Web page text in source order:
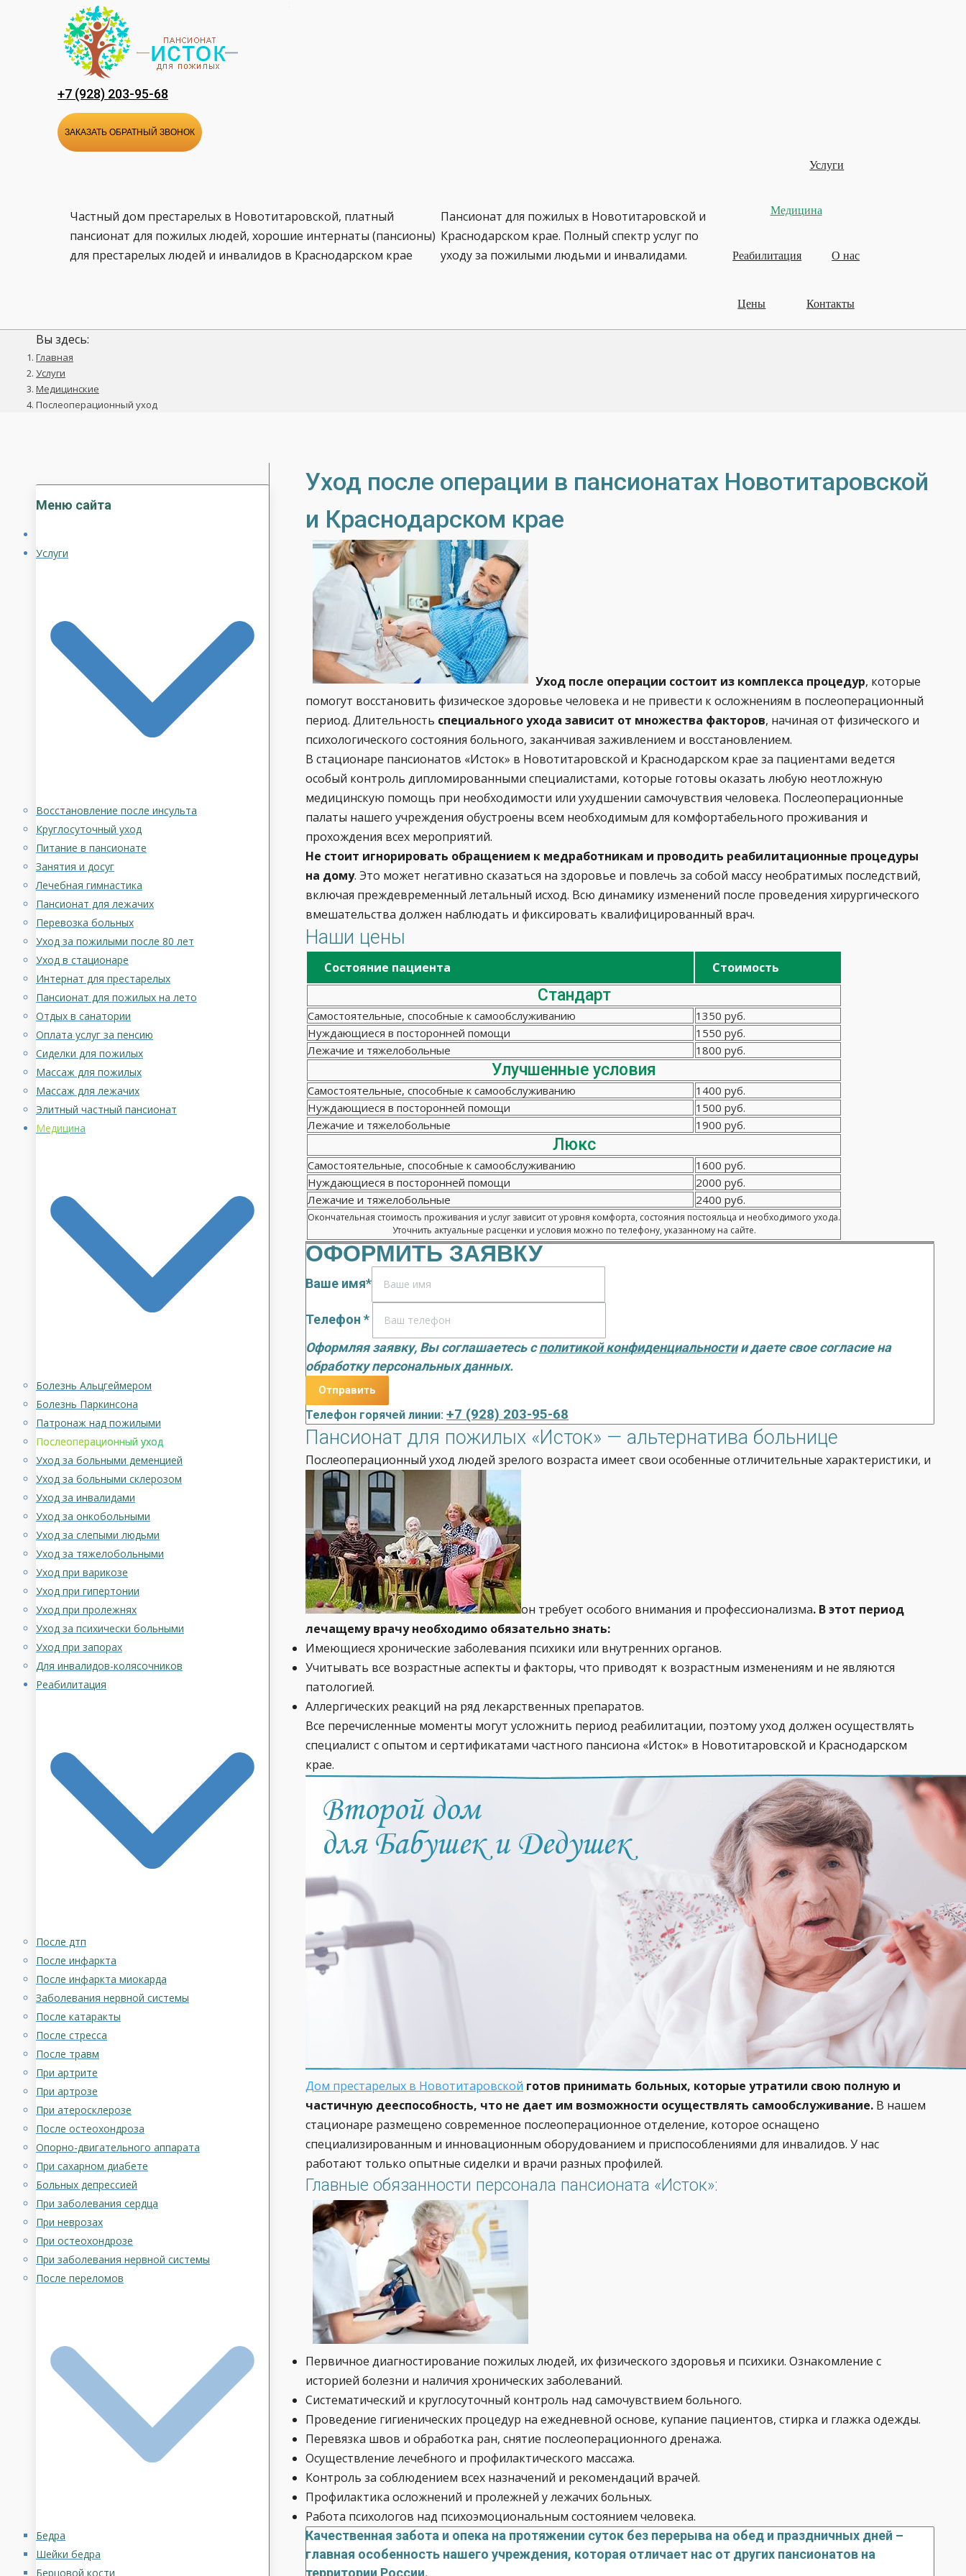
содержанию
+7 (928) 203-95-68
ЗАКАЗАТЬ ОБРАТНЫЙ ЗВОНОК
Частный дом престарелых в Новотитаровской, платный
пансионат для пожилых людей, хорошие интернаты (пансионы)
для престарелых людей и инвалидов в Краснодарском крае
Пансионат для пожилых в Новотитаровской и
Краснодарском крае. Полный спектр услуг по
уходу за пожилыми людьми и инвалидами.
Услуги
Медицина
Реабилитация О нас
Цены Контакты
Вы здесь:
Главная
Услуги
Медицинские
Послеоперационный уход
Уход после операции в пансионатах Новотитаровской
и Краснодарском крае
Уход после операции состоит из комплекса процедур, которые
помогут восстановить физическое здоровье человека и не привести к осложнениям в послеоперационный
период. Длительность специального ухода зависит от множества факторов, начиная от физического и
психологического состояния больного, заканчивая заживлением и восстановлением.
В стационаре пансионатов «Исток» в Новотитаровской и Краснодарском крае за пациентами ведется
особый контроль дипломированными специалистами, которые готовы оказать любую неотложную
медицинскую помощь при необходимости или ухудшении самочувствия человека. Послеоперационные
палаты нашего учреждения обустроены всем необходимым для комфортабельного проживания и
прохождения всех мероприятий.
Не стоит игнорировать обращением к медработникам и проводить реабилитационные процедуры
на дому. Это может негативно сказаться на здоровье и повлечь за собой массу необратимых последствий,
включая преждевременный летальный исход. Всю динамику изменений после проведения хирургического
вмешательства должен наблюдать и фиксировать квалифицированный врач.
Наши цены
Состояние пациента Стоимость
Стандарт
Самостоятельные, способные к самообслуживанию
1350 руб.
Нуждающиеся в посторонней помощи
1550 руб.
Лежачие и тяжелобольные
1800 руб.
Улучшенные условия
Самостоятельные, способные к самообслуживанию
1400 руб.
Нуждающиеся в посторонней помощи
1500 руб.
Лежачие и тяжелобольные
1900 руб.
Люкс
Самостоятельные, способные к самообслуживанию
1600 руб.
Нуждающиеся в посторонней помощи
2000 руб.
Лежачие и тяжелобольные
2400 руб.
Окончательная стоимость проживания и услуг зависит от уровня комфорта, состояния постояльца и необходимого ухода.
Уточнить актуальные расценки и условия можно по телефону, указанному на сайте.
ОФОРМИТЬ ЗАЯВКУ
Ваше имя*
Телефон *
Оформляя заявку, Вы соглашаетесь сполитикой конфиденциальностии даете свое согласие на
обработку персональных данных.
Телефон горячей линии: +7 (928) 203-95-68
Пансионат для пожилых «Исток» — альтернатива больнице
Послеоперационный уход людей зрелого возраста имеет свои особенные отличительные характеристики, и
он требует особого внимания и профессионализма. В этот период
лечащему врачу необходимо обязательно знать:
Имеющиеся хронические заболевания психики или внутренних органов.
Учитывать все возрастные аспекты и факторы, что приводят к возрастным изменениям и не являются
патологией.
Аллергических реакций на ряд лекарственных препаратов.
Все перечисленные моменты могут усложнить период реабилитации, поэтому уход должен осуществлять
специалист с опытом и сертификатами частного пансиона «Исток» в Новотитаровской и Краснодарском
крае.
Дом престарелых в Новотитаровской готов принимать больных, которые утратили свою полную и
частичную дееспособность, что не дает им возможности осуществлять самообслуживание. В нашем
стационаре размещено современное послеоперационное отделение, которое оснащено
специализированным и инновационным оборудованием и приспособлениями для инвалидов. У нас
работают только опытные сиделки и врачи разных профилей.
Главные обязанности персонала пансионата «Исток»:
Первичное диагностирование пожилых людей, их физического здоровья и психики. Ознакомление с
историей болезни и наличия хронических заболеваний.
Систематический и круглосуточный контроль над самочувствием больного.
Проведение гигиенических процедур на ежедневной основе, купание пациентов, стирка и глажка одежды.
Перевязка швов и обработка ран, снятие послеоперационного дренажа.
Осуществление лечебного и профилактического массажа.
Контроль за соблюдением всех назначений и рекомендаций врачей.
Профилактика осложнений и пролежней у лежачих больных.
Работа психологов над психоэмоциональным состоянием человека.
Качественная забота и опека на протяжении суток без перерыва на обед и праздничных дней –
главная особенность нашего учреждения, которая отличает нас от других пансионатов на
территории России.
Меню сайта
Услуги
Восстановление после инсульта
Круглосуточный уход
Питание в пансионате
Занятия и досуг
Лечебная гимнастика
Пансионат для лежачих
Перевозка больных
Уход за пожилыми после 80 лет
Уход в стационаре
Интернат для престарелых
Пансионат для пожилых на лето
Отдых в санатории
Оплата услуг за пенсию
Сиделки для пожилых
Массаж для пожилых
Массаж для лежачих
Элитный частный пансионат
Медицина
Болезнь Альцгеймером
Болезнь Паркинсона
Патронаж над пожилыми
Послеоперационный уход
Уход за больными деменцией
Уход за больными склерозом
Уход за инвалидами
Уход за онкобольными
Уход за слепыми людьми
Уход за тяжелобольными
Уход при варикозе
Уход при гипертонии
Уход при пролежнях
Уход за психически больными
Уход при запорах
Для инвалидов-колясочников
Реабилитация
После дтп
После инфаркта
После инфаркта миокарда
Заболевания нервной системы
После катаракты
После стресса
После травм
При артрите
При артрозе
При атеросклерозе
После остеохондроза
Опорно-двигательного аппарата
При сахарном диабете
Больных депрессией
При заболевания сердца
При неврозах
При остеохондрозе
При заболевания нервной системы
После переломов
Бедра
Шейки бедра
Берцовой кости